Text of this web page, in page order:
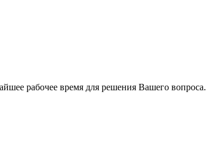
рабочее время для решения Вашего вопроса.